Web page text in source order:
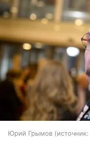
Юрий Грымов источник: